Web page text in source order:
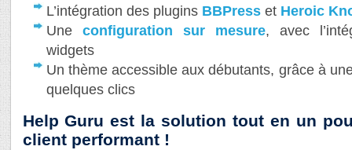
L’intégration des plugins BBPresset Heroic
Une configuration sur mesure, avec
widgets
Un thème accessible aux débutants, grâce à
quelques clics
Help Guru est la solution tout en un
client performant !